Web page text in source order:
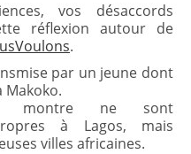
vos désaccords
réflexion autour de
.
par un jeune dont
montre ne sont
à Lagos, mais
villes africaines.